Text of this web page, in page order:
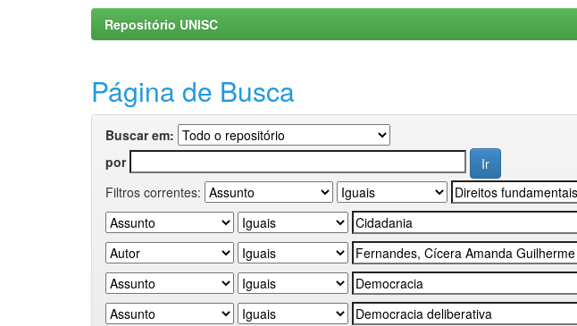
Repositório UNISC
Página de Busca
Buscar em:
por
Filtros correntes: